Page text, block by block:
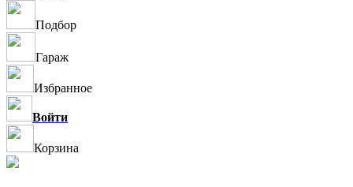
Подбор
Гараж
Избранное
Войти
Корзина